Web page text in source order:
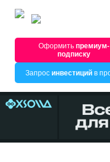
Оформитьпремиум-
подписку
Запрос инвестицийв